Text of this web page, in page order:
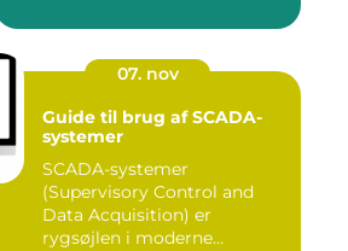
07. nov
Guide til brug af SCADA-
systemer
SCADA-systemer
(Supervisory Control and
Data Acquisition) er
rygsøjlen i moderne